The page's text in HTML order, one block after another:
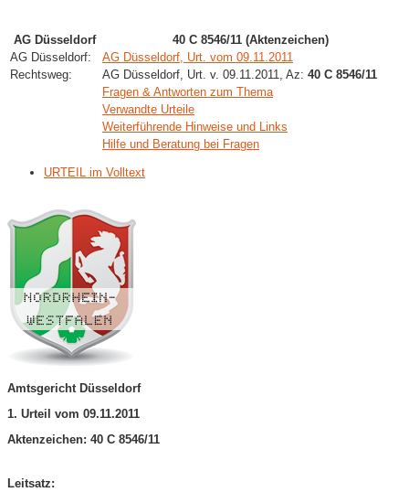
AG Düsseldorf
40 C 8546/11 (Aktenzeichen)
AG Düsseldorf:
AG Düsseldorf, Urt. vom 09.11.2011
Rechtsweg:
AG Düsseldorf, Urt. v. 09.11.2011, Az: 40 C 8546/11
Fragen & Antworten zum Thema
Verwandte Urteile
Weiterführende Hinweise und Links
Hilfe und Beratung bei Fragen
URTEIL im Volltext
Amtsgericht Düsseldorf
1. Urteil vom 09.11.2011
Aktenzeichen: 40 C 8546/11
Leitsatz: